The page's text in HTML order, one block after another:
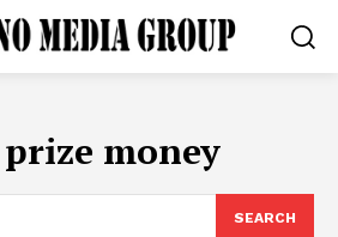
prize money
SEARCH